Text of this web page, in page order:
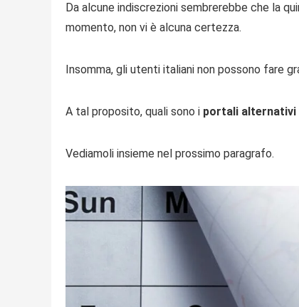
Da alcune indiscrezioni sembrerebbe che la
momento, non vi è alcuna certezza.
Insomma, gli utenti italiani non possono fare
A tal proposito, quali sono i portali
Vediamoli insieme nel prossimo paragrafo.